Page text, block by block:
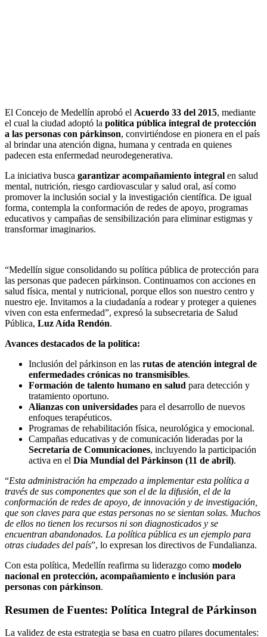
El Concejo de Medellín aprobó el Acuerdo 33 del 2015, mediante
el cual la ciudad adoptó la política pública integral de protección
a las personas con párkinson, convirtiéndose en pionera en el país
al brindar una atención digna, humana y centrada en quienes
padecen esta enfermedad neurodegenerativa.
La iniciativa busca garantizar acompañamiento integral en salud
mental, nutrición, riesgo cardiovascular y salud oral, así como
promover la inclusión social y la investigación científica. De igual
forma, contempla la conformación de redes de apoyo, programas
educativos y campañas de sensibilización para eliminar estigmas y
transformar imaginarios.
“Medellín sigue consolidando su política pública de protección para
las personas que padecen párkinson. Continuamos con acciones en
salud física, mental y nutricional, porque ellos son nuestro centro y
nuestro eje. Invitamos a la ciudadanía a rodear y proteger a quienes
viven con esta enfermedad”, expresó la subsecretaria de Salud
Pública, Luz Aída Rendón.
Avances destacados de la política:
Inclusión del párkinson en las rutas de atención integral de
enfermedades crónicas no transmisibles.
Formación de talento humano en salud para detección y
tratamiento oportuno.
Alianzas con universidades para el desarrollo de nuevos
enfoques terapéuticos.
Programas de rehabilitación física, neurológica y emocional.
Campañas educativas y de comunicación lideradas por la
Secretaría de Comunicaciones, incluyendo la participación
activa en el Día Mundial del Párkinson (11 de abril).
“Esta administración ha empezado a implementar esta política a
través de sus componentes que son el de la difusión, el de la
conformación de redes de apoyo, de innovación y de investigación,
que son claves para que estas personas no se sientan solas. Muchos
de ellos no tienen los recursos ni son diagnosticados y se
encuentran abandonados. La política pública es un ejemplo para
otras ciudades del país”, lo expresan los directivos de Fundalianza.
Con esta política, Medellín reafirma su liderazgo como modelo
nacional en protección, acompañamiento e inclusión para
personas con párkinson.
Resumen de Fuentes: Política Integral de Párkinson
La validez de esta estrategia se basa en cuatro pilares documentales: